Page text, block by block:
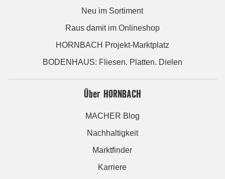
Neu im Sortiment
Raus damit im Onlineshop
HORNBACH Projekt-Marktplatz
BODENHAUS: Fliesen. Platten. Dielen
Über HORNBACH
MACHER Blog
Nachhaltigkeit
Marktfinder
Karriere